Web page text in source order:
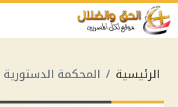
الرئيسية المحكمة الدستورية